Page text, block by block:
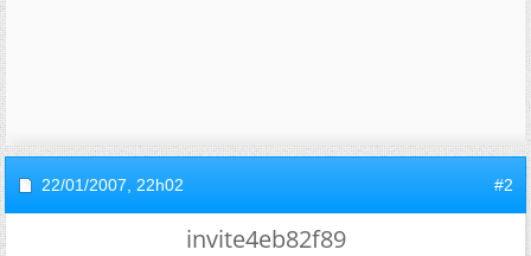
22/01/2007, 22h02 #2
invite4eb82f89